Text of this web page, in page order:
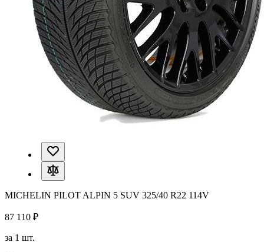
MICHELIN PILOT ALPIN 5 SUV 325/40 R22 114V
87 110 ₽
за 1 шт.